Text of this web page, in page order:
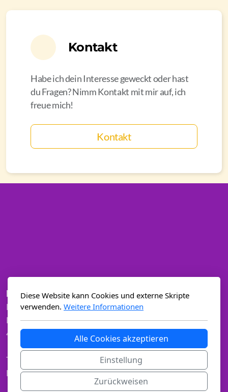
Kontakt
Habe ich dein Interesse geweckt oder hast
du Fragen? Nimm Kontakt mit mir auf, ich
freue mich!
Kontakt
be you in balance
Rita Lässer
Rindergasse 12
4310 Rheinfelden
Tel.: +41 76 510 63 09
E-Mail:info@be-you-in-balance.ch
Diese Website kann Cookies und externe Skripte
verwenden. Weitere Informationen
Alle Cookies akzeptieren
Einstellung
Zurückweisen